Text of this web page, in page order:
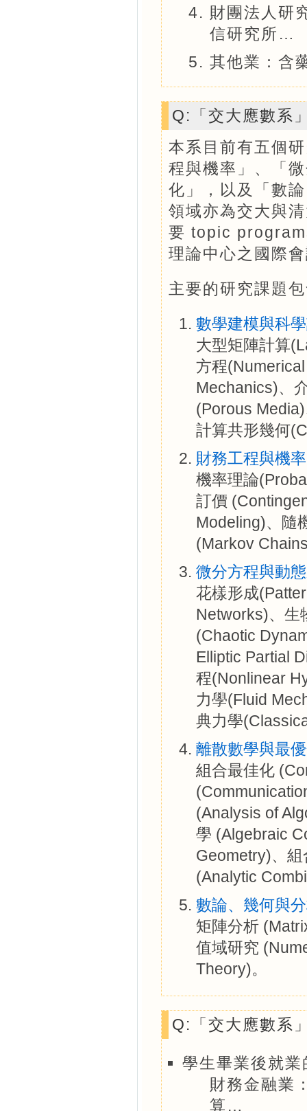
財團法人研
信研究所…
其他業：含
Q:「交大應數系
本系目前有五個
程與機率」、「
化」，以及「數
領域亦為交大與
要 topic
理論中心之國際
主要的研究課題
數學建模與科
大型矩陣計算
方程
Mechanics)、
(Porous
計算共形幾何
財務工程與機率
機率理論
訂價
Modeling)、隨
(Markov
微分方程與動
花樣形成
Networks)、生
(Chaotic
Elliptic Partial
程(Nonlinear
力學(Fluid
典力學
離散數學與最
組合最佳化
(Analysis of
學 (Algebraic
Geometry)、
(Analytic
數論、幾何與
矩陣分析
值域研究
Theory)。
Q:「交大應數系
學生畢業後就
財務金融業
算…